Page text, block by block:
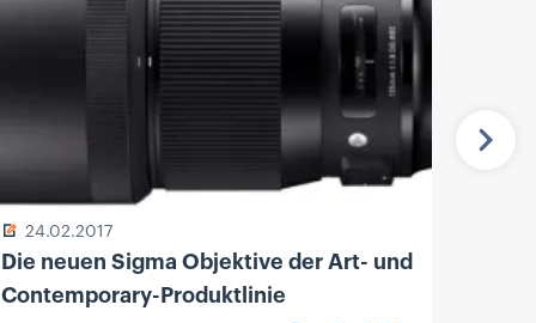
24.02.2017
Die neuen Sigma Objektive der Art- und
Contemporary-Produktlinie